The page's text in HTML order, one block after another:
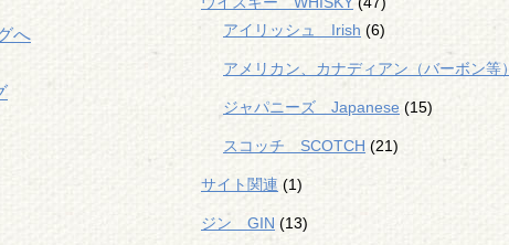
アイリッシュ Irish (6)
アメリカン、カナディアン（バーボン等）
ジャパニーズ Japanese (15)
スコッチ SCOTCH (21)
サイト関連 (1)
ジン GIN (13)